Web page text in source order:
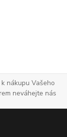
k nákupu Vašeho
neváhejte nás